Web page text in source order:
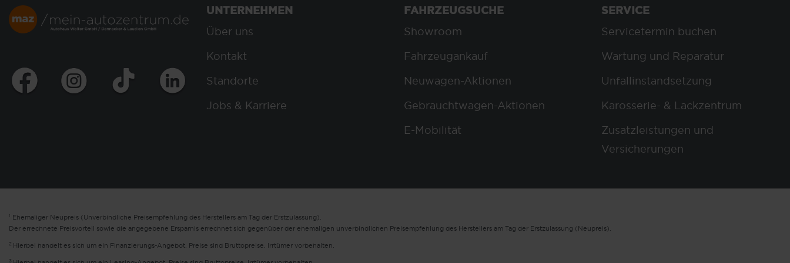
UNTERNEHMEN
Über uns
Kontakt
Standorte
Jobs & Karriere
FAHRZEUGSUCHE
Showroom
Fahrzeugankauf
Neuwagen-Aktionen
Gebrauchtwagen-Aktionen
E-Mobilität
SERVICE
Servicetermin buchen
Wartung und Reparatur
Unfallinstandsetzung
Karosserie- & Lackzentrum
Zusatzleistungen und
Versicherungen
1 Ehemaliger Neupreis (Unverbindliche Preisempfehlung des Herstellers am Tag der Erstzulassung).
Der errechnete Preisvorteil sowie die angegebene Ersparnis errechnet sich gegenüber der ehemaligen unverbindlichen Preisempfehlung des Herstellers am Tag der Erstzulassung (Neupreis).
2 Hierbei handelt es sich um ein Finanzierungs-Angebot. Preise sind Bruttopreise. Irrtümer vorbehalten.
3